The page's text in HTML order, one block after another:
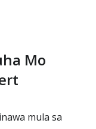
Mo
mula sa